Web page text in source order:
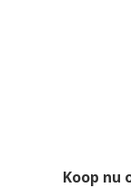
Koop nu